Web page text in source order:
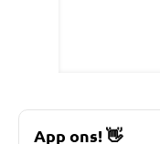
App ons!👋